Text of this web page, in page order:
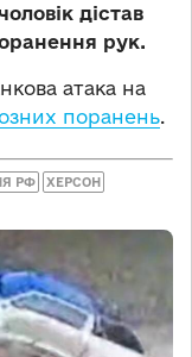
дістав
рук.
атака на
поранень.
РФ ХЕРСОН